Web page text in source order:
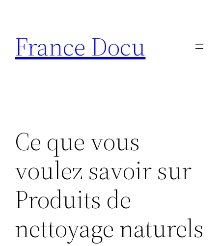
contenu
France Docu
Ce que vous
voulez savoir sur
Produits de
nettoyage naturels